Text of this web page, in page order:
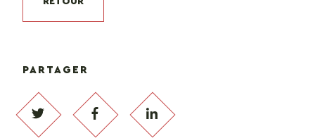
PARTAGER